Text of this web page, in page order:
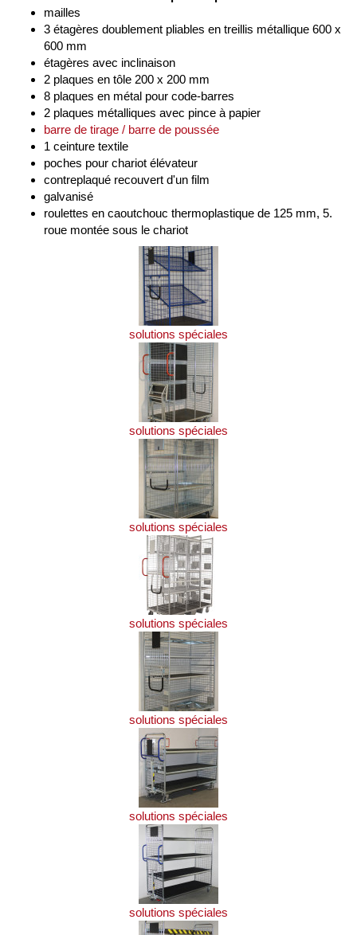
mailles
3 étagères doublement pliables en treillis métallique 600 x
600 mm
étagères avec inclinaison
2 plaques en tôle 200 x 200 mm
8 plaques en métal pour code-barres
2 plaques métalliques avec pince à papier
barre de tirage / barre de poussée
1 ceinture textile
poches pour chariot élévateur
contreplaqué recouvert d'un film
galvanisé
roulettes en caoutchouc thermoplastique de 125 mm, 5.
roue montée sous le chariot
solutions spéciales
solutions spéciales
solutions spéciales
solutions spéciales
solutions spéciales
solutions spéciales
solutions spéciales